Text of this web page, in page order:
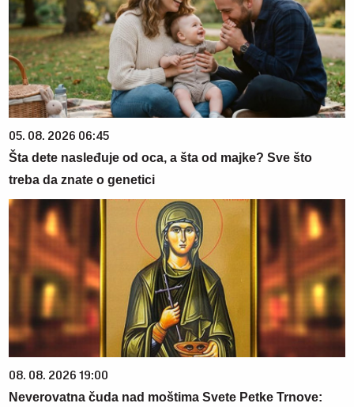
05. 08. 2026 06:45
Šta dete nasleđuje od oca, a šta od majke? Sve što
treba da znate o genetici
08. 08. 2026 19:00
Neverovatna čuda nad moštima Svete Petke Trnove: